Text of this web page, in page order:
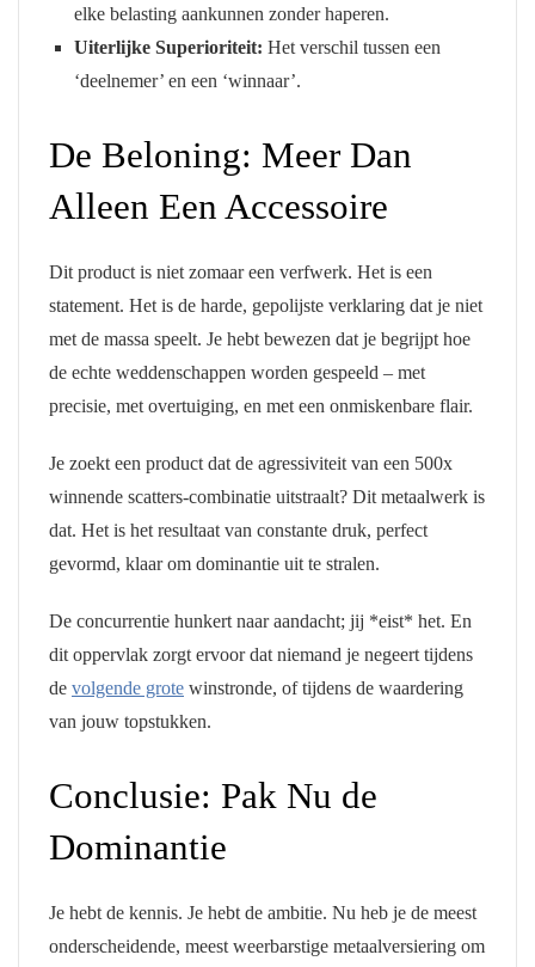
elke belasting aankunnen zonder haperen.
Uiterlijke Superioriteit: Het verschil tussen een
‘deelnemer’ en een ‘winnaar’.
De Beloning: Meer Dan
Alleen Een Accessoire
Dit product is niet zomaar een verfwerk. Het is een
statement. Het is de harde, gepolijste verklaring dat je niet
met de massa speelt. Je hebt bewezen dat je begrijpt hoe
de echte weddenschappen worden gespeeld – met
precisie, met overtuiging, en met een onmiskenbare flair.
Je zoekt een product dat de agressiviteit van een 500x
winnende scatters-combinatie uitstraalt? Dit metaalwerk is
dat. Het is het resultaat van constante druk, perfect
gevormd, klaar om dominantie uit te stralen.
De concurrentie hunkert naar aandacht; jij *eist* het. En
dit oppervlak zorgt ervoor dat niemand je negeert tijdens
de volgende grote winstronde, of tijdens de waardering
van jouw topstukken.
Conclusie: Pak Nu de
Dominantie
Je hebt de kennis. Je hebt de ambitie. Nu heb je de meest
onderscheidende, meest weerbarstige metaalversiering om